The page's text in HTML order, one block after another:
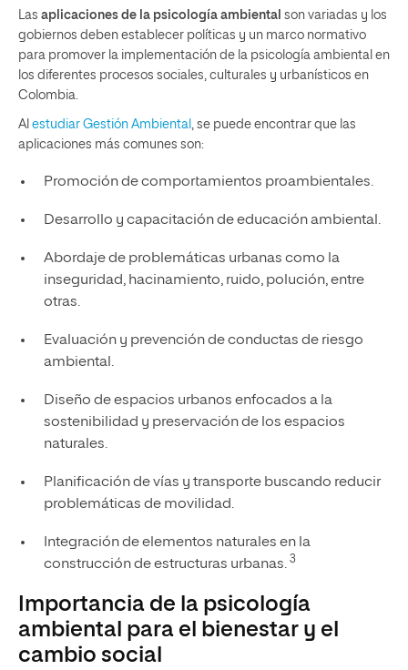
Las aplicaciones de la psicología ambiental son variadas y los
gobiernos deben establecer políticas y un marco normativo
para promover la implementación de la psicología ambiental en
los diferentes procesos sociales, culturales y urbanísticos en
Colombia.
Al estudiar Gestión Ambiental , se puede encontrar que las
aplicaciones más comunes son:
Promoción de comportamientos proambientales.
Desarrollo y capacitación de educación ambiental.
Abordaje de problemáticas urbanas como la
inseguridad, hacinamiento, ruido, polución, entre
otras.
Evaluación y prevención de conductas de riesgo
ambiental.
Diseño de espacios urbanos enfocados a la
sostenibilidad y preservación de los espacios
naturales.
Planificación de vías y transporte buscando reducir
problemáticas de movilidad.
Integración de elementos naturales en la
construcción de estructuras urbanas. 3
Importancia de la psicología
ambiental para el bienestar y el
cambio social